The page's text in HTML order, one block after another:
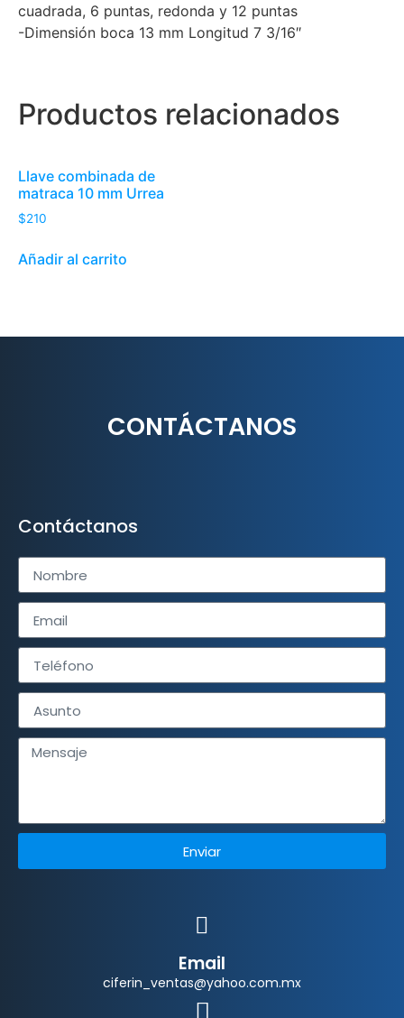
cuadrada, 6 puntas, redonda y 12 puntas
-Dimensión boca 13 mm Longitud 7 3/16″
Productos relacionados
Llave combinada de
matraca 10 mm Urrea
$210
Añadir al carrito
CONTÁCTANOS
Contáctanos
Enviar
Email
ciferin_ventas@yahoo.com.mx